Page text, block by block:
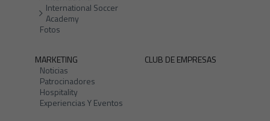
International Soccer
Academy
Fotos
MARKETING
Noticias
Patrocinadores
Hospitality
Experiencias Y Eventos
CLUB DE EMPRESAS